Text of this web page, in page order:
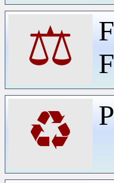
⚖
♻